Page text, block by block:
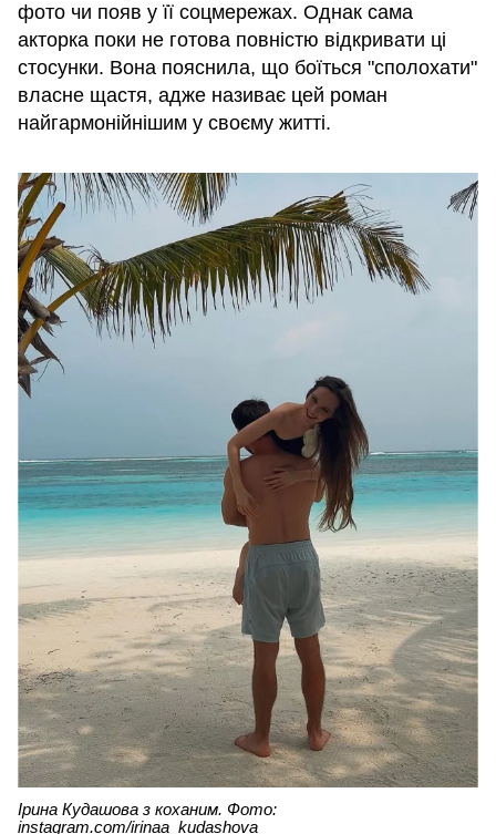
фото чи появ у її соцмережах. Однак сама
акторка поки не готова повністю відкривати ці
стосунки. Вона пояснила, що боїться "сполохати"
власне щастя, адже називає цей роман
найгармонійнішим у своєму житті.
Ірина Кудашова з коханим. Фото:
instagram.com/irinaa_kudashova